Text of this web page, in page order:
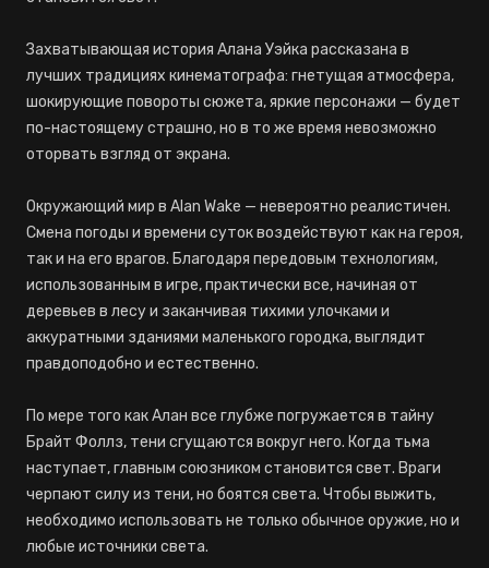
Захватывающая история Алана Уэйка рассказана в
лучших традициях кинематографа: гнетущая атмосфера,
шокирующие повороты сюжета, яркие персонажи — будет
по-настоящему страшно, но в то же время невозможно
оторвать взгляд от экрана.
Окружающий мир в Alan Wake — невероятно реалистичен.
Смена погоды и времени суток воздействуют как на героя,
так и на его врагов. Благодаря передовым технологиям,
использованным в игре, практически все, начиная от
деревьев в лесу и заканчивая тихими улочками и
аккуратными зданиями маленького городка, выглядит
правдоподобно и естественно.
По мере того как Алан все глубже погружается в тайну
Брайт Фоллз, тени сгущаются вокруг него. Когда тьма
наступает, главным союзником становится свет. Враги
черпают силу из тени, но боятся света. Чтобы выжить,
необходимо использовать не только обычное оружие, но и
любые источники света.